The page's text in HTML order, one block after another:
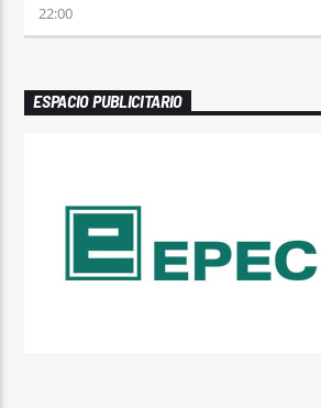
22:00
ESPACIO PUBLICITARIO